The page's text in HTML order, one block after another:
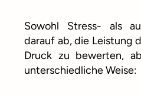
Sowohl Stress- als
darauf ab, die Leistung
Druck zu bewerten,
unterschiedliche Weise: